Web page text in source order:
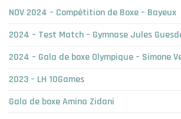
NOV 2024 – Compétition de Boxe – Bayeux
2024 – Test Match – Gymnase Jules
2024 – Gala de boxe Olympique – Simone
2023 – LH 10Games
Gala de boxe Amina Zidani